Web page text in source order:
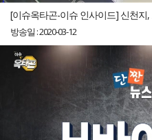
[이슈옥타곤-이슈 인사이드] 신천지
방송일 : 2020-03-12